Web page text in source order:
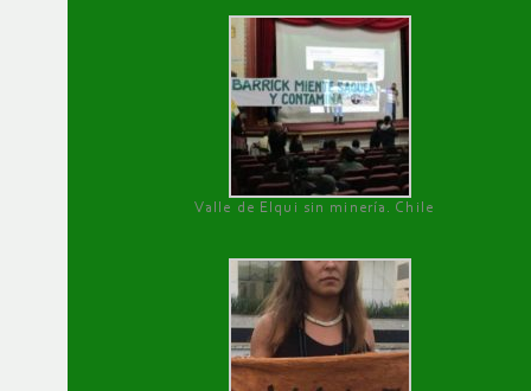
Valle de Elqui sin minería. Chile